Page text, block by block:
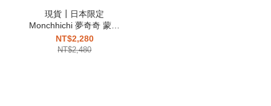
現貨┃日本限定
Monchhichi 夢奇奇 蒙奇
奇 兩津勘吉 S 娃娃
NT$2,280
NT$2,480